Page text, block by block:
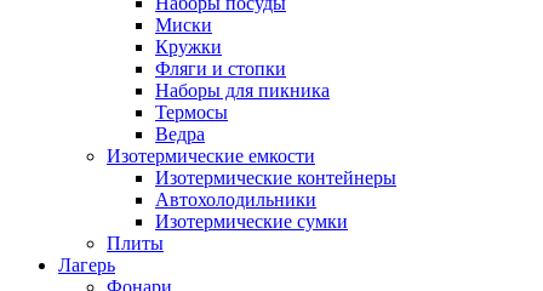
Миски
Кружки
Фляги и стопки
Наборы для пикника
Термосы
Ведра
Изотермические емкости
Изотермические контейнеры
Автохолодильники
Изотермические сумки
Плиты
Лагерь
Фонари